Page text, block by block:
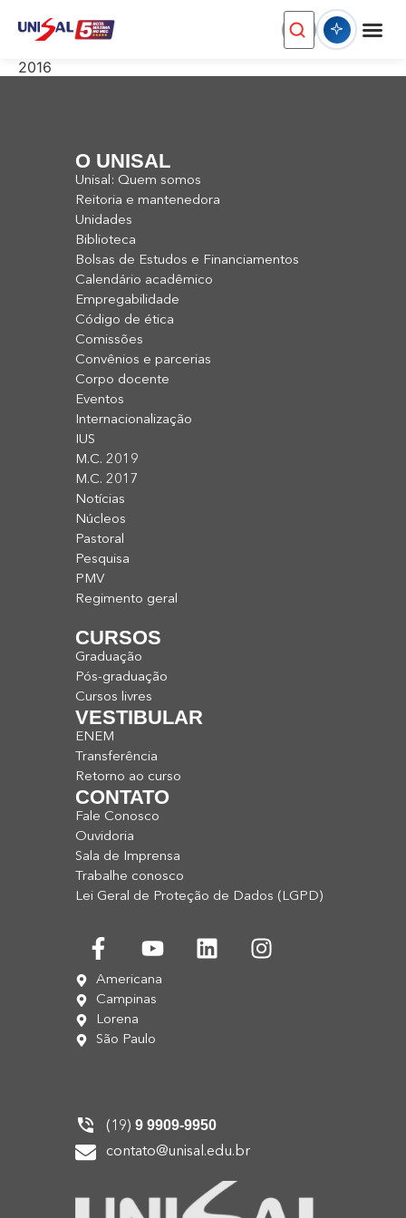
2016
O UNISAL
Unisal: Quem somos
Reitoria e mantenedora
Unidades
Biblioteca
Bolsas de Estudos e Financiamentos
Calendário acadêmico
Empregabilidade
Código de ética
Comissões
Convênios e parcerias
Corpo docente
Eventos
Internacionalização
IUS
M.C. 2019
M.C. 2017
Notícias
Núcleos
Pastoral
Pesquisa
PMV
Regimento geral
CURSOS
Graduação
Pós-graduação
Cursos livres
VESTIBULAR
ENEM
Transferência
Retorno ao curso
CONTATO
Fale Conosco
Ouvidoria
Sala de Imprensa
Trabalhe conosco
Lei Geral de Proteção de Dados (LGPD)
Americana
Campinas
Lorena
São Paulo
(19) 9 9909-9950
contato@unisal.edu.br